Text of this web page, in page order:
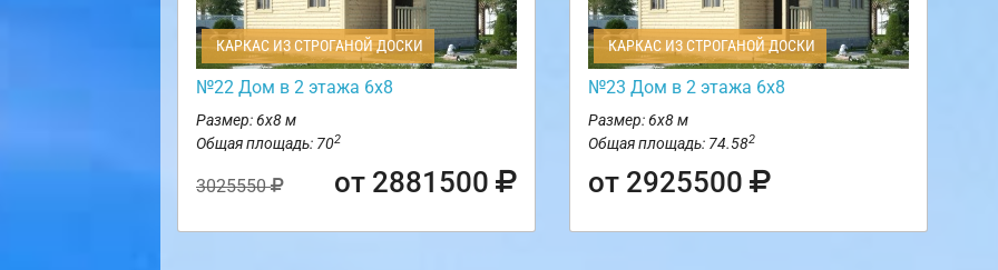
КАРКАС ИЗ СТРОГАНОЙ ДОСКИ
№22 Дом в 2 этажа 6х8
Размер: 6х8 м
Общая площадь: 702
3025550 от 2881500
КАРКАС ИЗ СТРОГАНОЙ ДОСКИ
№23 Дом в 2 этажа 6х8
Размер: 6х8 м
Общая площадь: 74.582
от 2925500